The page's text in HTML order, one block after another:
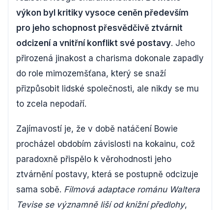
výkon byl kritiky vysoce ceněn především
pro jeho schopnost přesvědčivě ztvárnit
odcizení a vnitřní konflikt své postavy. Jeho
přirozená jinakost a charisma dokonale zapadly
do role mimozemšťana, který se snaží
přizpůsobit lidské společnosti, ale nikdy se mu
to zcela nepodaří.
Zajímavostí je, že v době natáčení Bowie
procházel obdobím závislosti na kokainu, což
paradoxně přispělo k věrohodnosti jeho
ztvárnění postavy, která se postupně odcizuje
sama sobě. Filmová adaptace románu Waltera
Tevise se významně liší od knižní předlohy,